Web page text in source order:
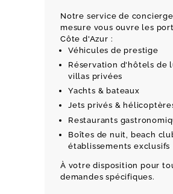
Notre service de
mesure vous ouvre les
Côte d'Azur :
Véhicules de prestige
Réservation d'hôtels de
villas privées
Yachts & bateaux
Jets privés &
Restaurants
Boîtes de nuit, beach
établissements exclusifs
À votre disposition pour
demandes spécifiques.